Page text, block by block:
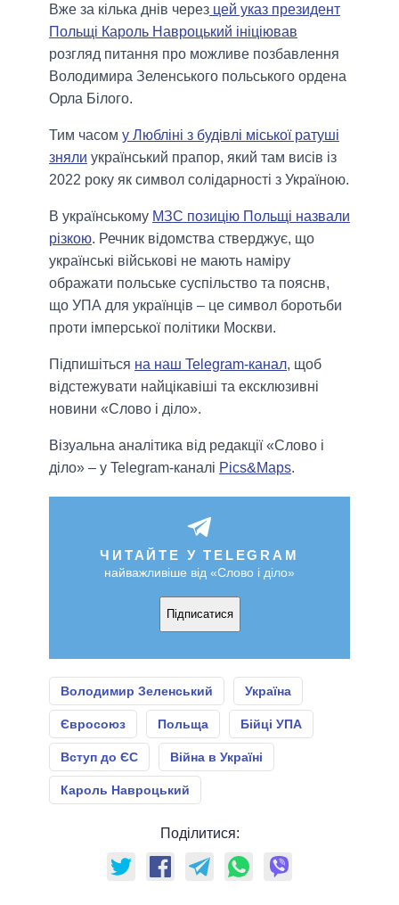
Вже за кілька днів через цей указ президент
Польщі Кароль Навроцький ініціював
розгляд питання про можливе позбавлення
Володимира Зеленського польського ордена
Орла Білого.
Тим часом у Любліні з будівлі міської ратуші
зняли український прапор, який там висів із
2022 року як символ солідарності з Україною.
В українському МЗС позицію Польщі назвали
різкою. Речник відомства стверджує, що
українські військові не мають наміру
ображати польське суспільство та пояснв,
що УПА для українців – це символ боротьби
проти імперської політики Москви.
Підпишіться на наш Telegram-канал, щоб
відстежувати найцікавіші та ексклюзивні
новини «Слово і діло».
Візуальна аналітика від редакції «Слово і
діло» – у Telegram-каналі Pics&Maps.
ЧИТАЙТЕ У TELEGRAM
найважливіше від «Слово і діло»
Підписатися
Володимир Зеленський Україна
Євросоюз Польща Бійці УПА
Вступ до ЄС Війна в Україні
Кароль Навроцький
Поділитися: